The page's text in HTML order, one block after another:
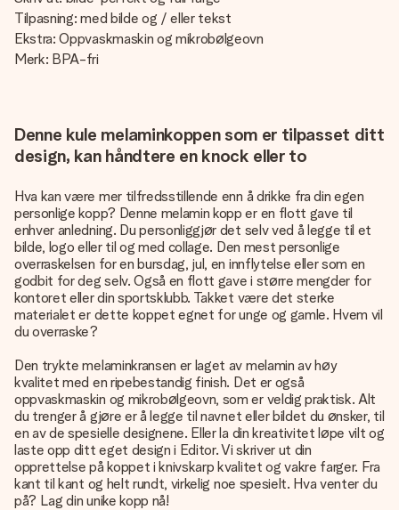
Tilpasning: med bilde og / eller tekst
Ekstra: Oppvaskmaskin og mikrobølgeovn
Merk: BPA-fri
Denne kule melaminkoppen som er tilpasset ditt
design, kan håndtere en knock eller to
Hva kan være mer tilfredsstillende enn å drikke fra din egen
personlige kopp? Denne melamin kopp er en flott gave til
enhver anledning. Du personliggjør det selv ved å legge til et
bilde, logo eller til og med collage. Den mest personlige
overraskelsen for en bursdag, jul, en innflytelse eller som en
godbit for deg selv. Også en flott gave i større mengder for
kontoret eller din sportsklubb. Takket være det sterke
materialet er dette koppet egnet for unge og gamle. Hvem vil
du overraske?
Den trykte melaminkransen er laget av melamin av høy
kvalitet med en ripebestandig finish. Det er også
oppvaskmaskin og mikrobølgeovn, som er veldig praktisk. Alt
du trenger å gjøre er å legge til navnet eller bildet du ønsker, til
en av de spesielle designene. Eller la din kreativitet løpe vilt og
laste opp ditt eget design i Editor. Vi skriver ut din
opprettelse på koppet i knivskarp kvalitet og vakre farger. Fra
kant til kant og helt rundt, virkelig noe spesielt. Hva venter du
på? Lag din unike kopp nå!